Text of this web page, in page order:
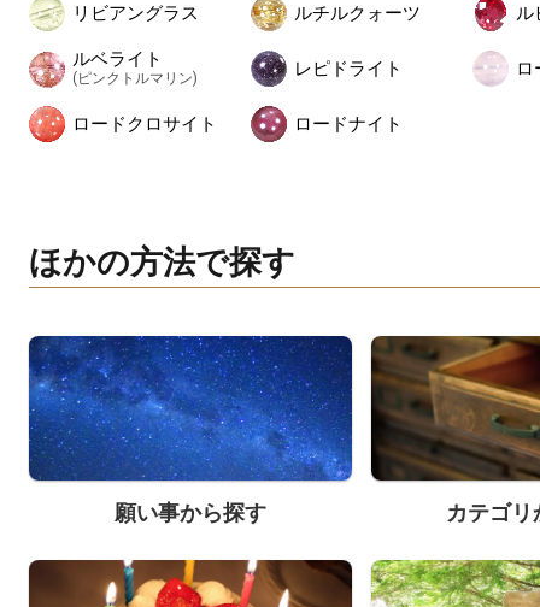
リビアングラス ルチルクォーツ ル
ルベライト
(ピンクトルマリン) レピドライト ロ
ロードクロサイト ロードナイト
ほかの方法で探す
願い事から探す カテゴリ